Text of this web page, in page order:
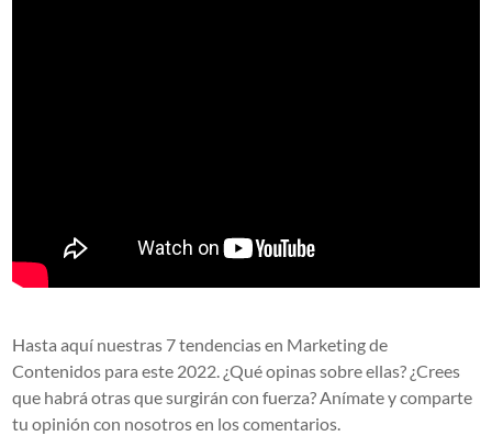
Hasta aquí nuestras 7 tendencias en Marketing de
Contenidos para este 2022. ¿Qué opinas sobre ellas? ¿Crees
que habrá otras que surgirán con fuerza? Anímate y comparte
tu opinión con nosotros en los comentarios.